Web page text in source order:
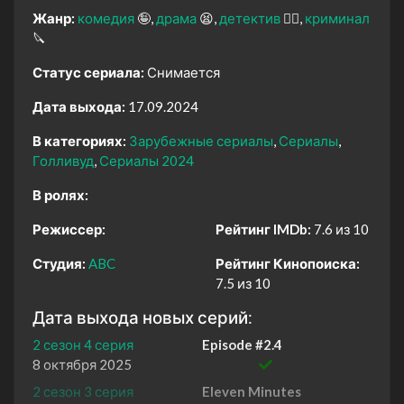
Жанр: комедия 🤪 драма 😫 детектив 🕵️‍♂️ криминал
🔪
Статус сериала: Снимается
Дата выхода: 17.09.2024
В категориях: Зарубежные сериалы Сериалы
Голливуд Сериалы 2024
В ролях:
Режиссер:
Студия: ABC
Рейтинг IMDb: 7.6 из 10
Рейтинг Кинопоиска:
7.5 из 10
Дата выхода новых серий:
2 сезон 4 серия
Episode #2.4
8 октября 2025
2 сезон 3 серия
Eleven Minutes